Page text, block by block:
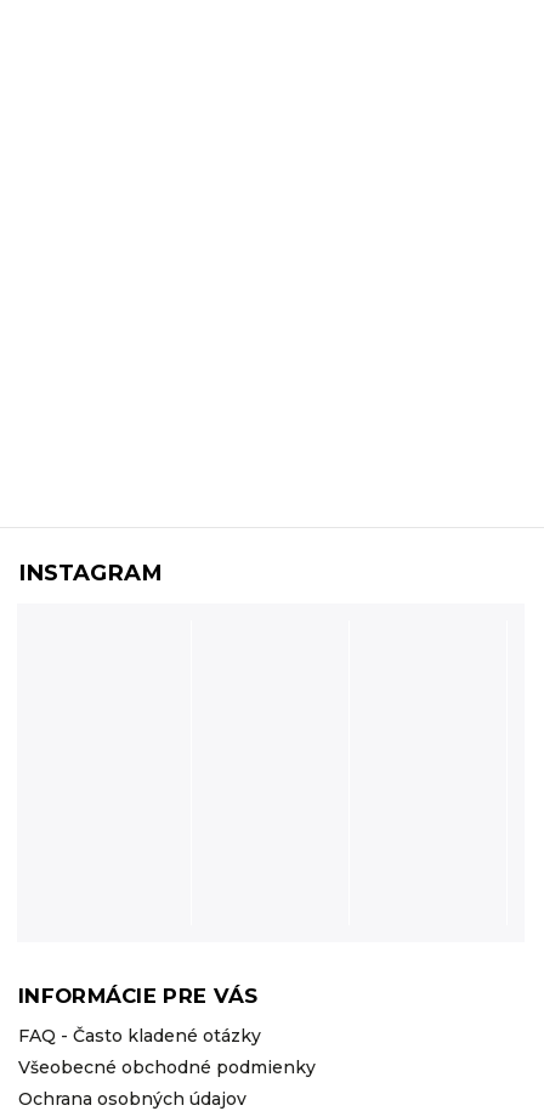
INFORMÁCIE PRE VÁS
FAQ - Často kladené otázky
Všeobecné obchodné podmienky
Ochrana osobných údajov
INSTAGRAM